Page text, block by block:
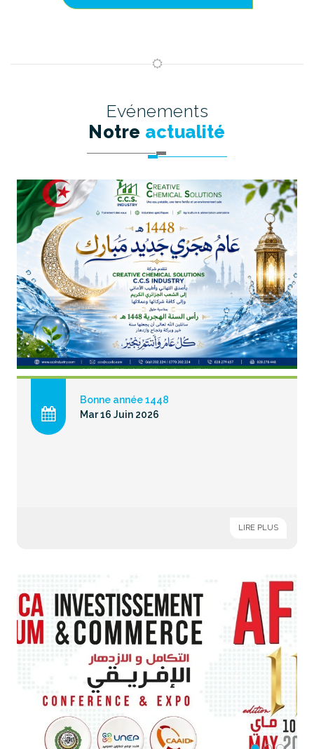
Evénements
Notre actualité
Bonne année 1448
Mar 16 Juin 2026
LIRE PLUS